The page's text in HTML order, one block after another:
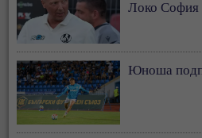
Локо София
Юноша